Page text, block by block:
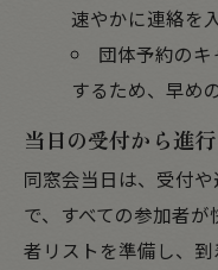
速やかに連絡を
団体予約の
するため、早め
当日の受付から進
同窓会当日は、受付
で、すべての参加者
者リストを準備し、到